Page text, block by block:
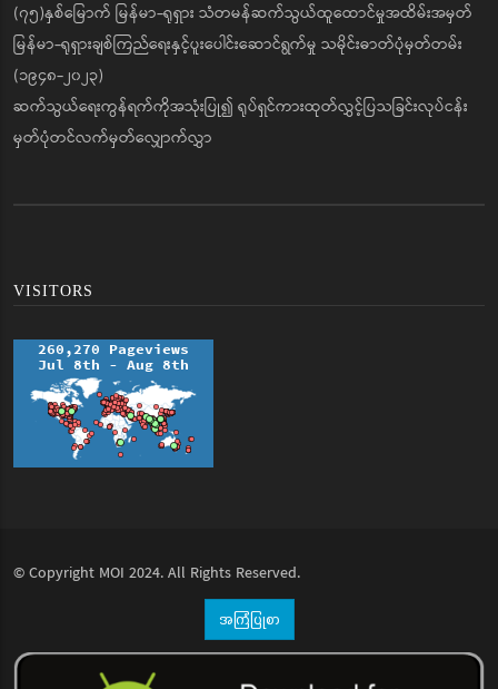
(၇၅)နှစ်မြောက် မြန်မာ-ရုရှား သံတမန်ဆက်သွယ်ထူထောင်မှုအထိမ်းအမှတ်
မြန်မာ-ရုရှားချစ်ကြည်ရေးနှင့်ပူးပေါင်းဆောင်ရွက်မှု သမိုင်းဓာတ်ပုံမှတ်တမ်း
(၁၉၄၈-၂၀၂၃)
ဆက်သွယ်ရေးကွန်ရက်ကိုအသုံးပြု၍ ရုပ်ရှင်ကားထုတ်လွှင့်ပြသခြင်းလုပ်ငန်း
မှတ်ပုံတင်လက်မှတ်လျှောက်လွှာ
VISITORS
© Copyright MOI 2024. All Rights Reserved.
အကြံပြုစာ